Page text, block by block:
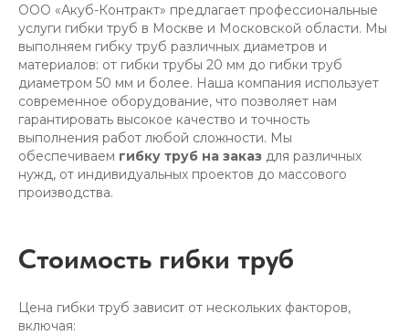
ООО «Акуб-Контракт» предлагает профессиональные
услуги гибки труб в Москве и Московской области. Мы
выполняем гибку труб различных диаметров и
материалов: от гибки трубы 20 мм до гибки труб
диаметром 50 мм и более. Наша компания использует
современное оборудование, что позволяет нам
гарантировать высокое качество и точность
выполнения работ любой сложности. Мы
обеспечиваем гибку труб на заказ для различных
нужд, от индивидуальных проектов до массового
производства.
Стоимость гибки труб
Цена гибки труб зависит от нескольких факторов,
включая: